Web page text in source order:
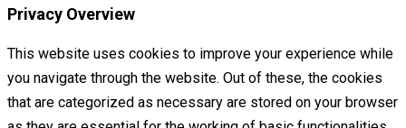
Privacy Overview
This website uses cookies to improve your experience while
you navigate through the website. Out of these, the cookies
that are categorized as necessary are stored on your browser